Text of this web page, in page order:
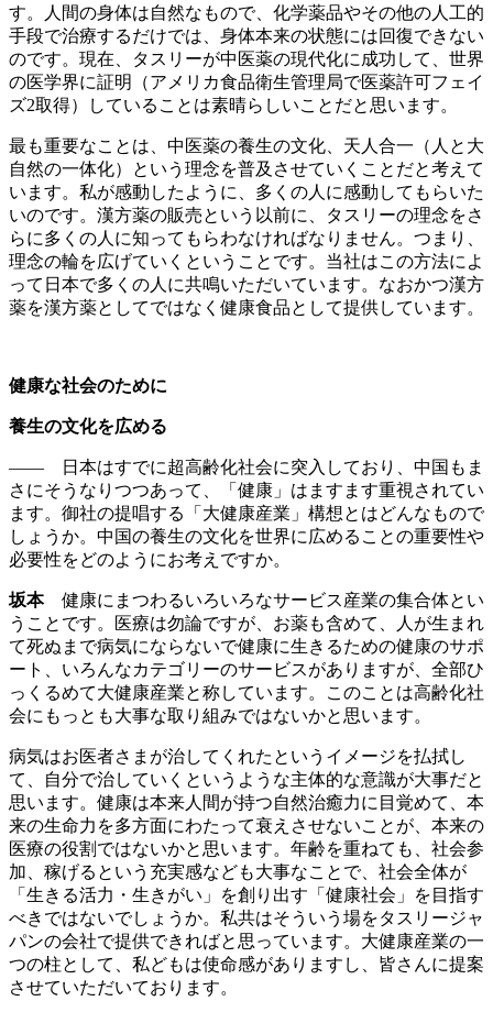
す。人間の身体は自然なもので、化学薬品やその他の人工的
手段で治療するだけでは、身体本来の状態には回復できない
のです。現在、タスリーが中医薬の現代化に成功して、世界
の医学界に証明（アメリカ食品衛生管理局で医薬許可フェイ
ズ2取得）していることは素晴らしいことだと思います。
最も重要なことは、中医薬の養生の文化、天人合一（人と大
自然の一体化）という理念を普及させていくことだと考えて
います。私が感動したように、多くの人に感動してもらいた
いのです。漢方薬の販売という以前に、タスリーの理念をさ
らに多くの人に知ってもらわなければなりません。つまり、
理念の輪を広げていくということです。当社はこの方法によ
って日本で多くの人に共鳴いただいています。なおかつ漢方
薬を漢方薬としてではなく健康食品として提供しています。
健康な社会のために
養生の文化を広める
―― 日本はすでに超高齢化社会に突入しており、中国もま
さにそうなりつつあって、「健康」はますます重視されてい
ます。御社の提唱する「大健康産業」構想とはどんなもので
しょうか。中国の養生の文化を世界に広めることの重要性や
必要性をどのようにお考えですか。
坂本健康にまつわるいろいろなサービス産業の集合体とい
うことです。医療は勿論ですが、お薬も含めて、人が生まれ
て死ぬまで病気にならないで健康に生きるための健康のサポ
ート、いろんなカテゴリーのサービスがありますが、全部ひ
っくるめて大健康産業と称しています。このことは高齢化社
会にもっとも大事な取り組みではないかと思います。
病気はお医者さまが治してくれたというイメージを払拭し
て、自分で治していくというような主体的な意識が大事だと
思います。健康は本来人間が持つ自然治癒力に目覚めて、本
来の生命力を多方面にわたって衰えさせないことが、本来の
医療の役割ではないかと思います。年齢を重ねても、社会参
加、稼げるという充実感なども大事なことで、社会全体が
「生きる活力・生きがい」を創り出す「健康社会」を目指す
べきではないでしょうか。私共はそういう場をタスリージャ
パンの会社で提供できればと思っています。大健康産業の一
つの柱として、私どもは使命感がありますし、皆さんに提案
させていただいております。